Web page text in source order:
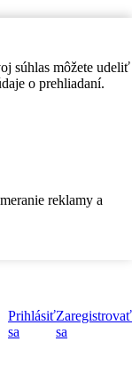
súhlas môžete udeliť
o prehliadaní.
reklamy a
Prihlásiť
sa
Zaregistrovať
sa